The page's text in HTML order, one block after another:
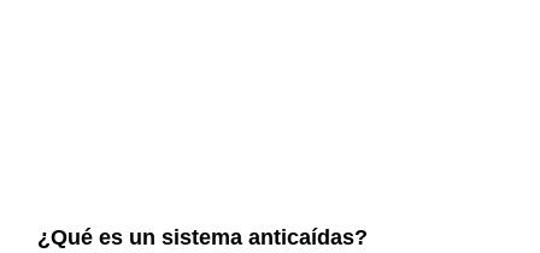
¿Qué es un sistema anticaídas?